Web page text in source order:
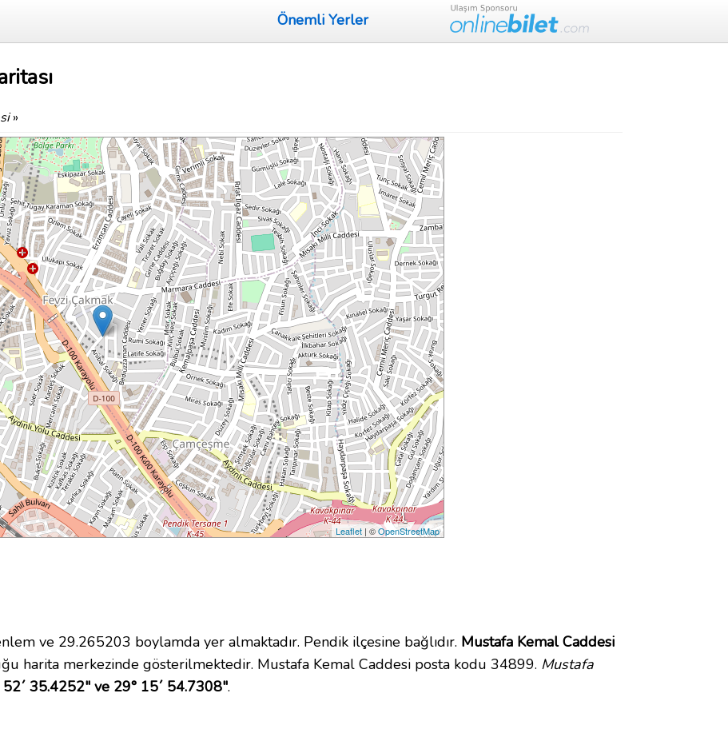
Önemli Yerler
»
Leaflet | ©OpenStreetMap
ve 29.265203 boylamda yer almaktadır. Pendik ilçesine bağlıdır. Mustafa Kemal Caddesi
harita merkezinde gösterilmektedir. Mustafa Kemal Caddesi posta kodu 34899. Mustafa
52´ 35.4252" ve 29° 15´ 54.7308".